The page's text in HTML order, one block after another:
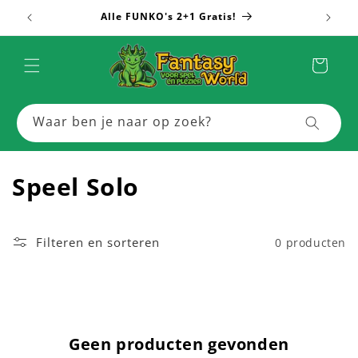
naar de
content
Alle FUNKO's 2+1 Gratis!
Winkelwagen
Waar ben je naar op zoek?
C
l
Speel Solo
Filteren en sorteren 0 producten
Geen producten gevonden